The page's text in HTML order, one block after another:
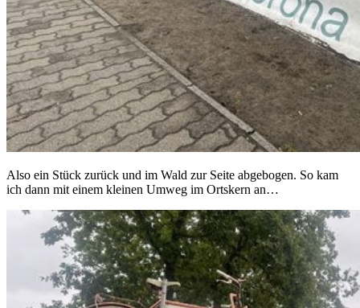
Also ein Stück zurück und im Wald zur Seite abgebogen. So kam
ich dann mit einem kleinen Umweg im Ortskern an…